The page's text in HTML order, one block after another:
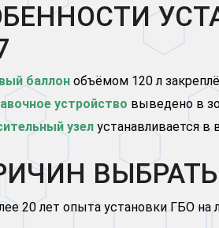
баллон объёмом 120 л
устройство выведено в
узел устанавливается
20 лет опыта установки ГБО